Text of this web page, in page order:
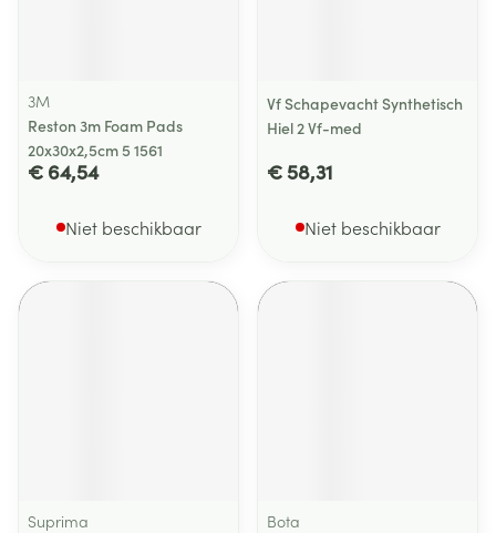
3M
Reston 3m Foam Pads
20x30x2,5cm 5 1561
€ 64,54
Niet beschikbaar
Vf Schapevacht Synthetisch
Hiel 2 Vf-med
€ 58,31
Niet beschikbaar
Suprima
Bota